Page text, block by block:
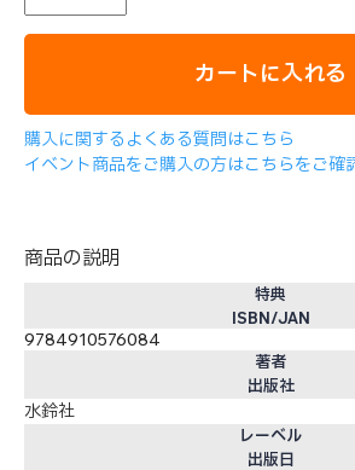
カートに入れる
購入に関するよくある質問はこちら
イベント商品をご購入の方はこちらをご確
商品の説明
特典
ISBN/JAN
9784910576084
著者
出版社
水鈴社
レーベル
出版日